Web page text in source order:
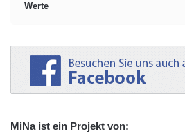
Werte
MiNa ist ein Projekt von: